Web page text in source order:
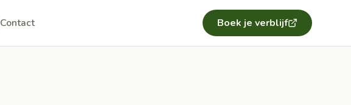
Contact Boek je verblijf